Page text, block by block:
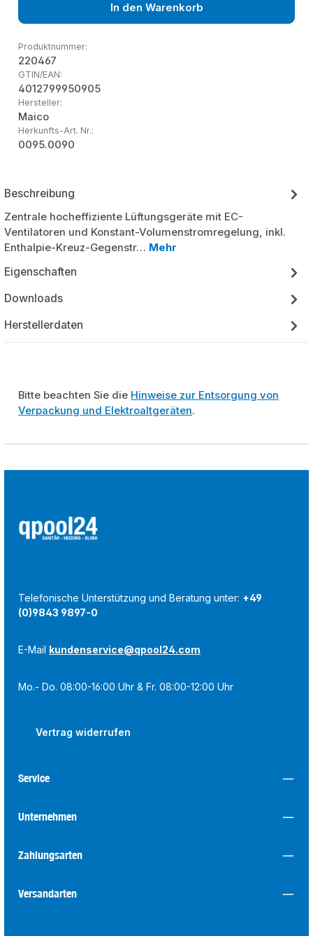
In den Warenkorb
Produktnummer:
220467
GTIN/EAN:
4012799950905
Hersteller:
Maico
Herkunfts-Art. Nr.:
0095.0090
Beschreibung
Zentrale hocheffiziente Lüftungsgeräte mit EC-
Ventilatoren und Konstant-Volumenstromregelung, inkl.
Enthalpie-Kreuz-Gegenstr… Mehr
Eigenschaften
Downloads
Herstellerdaten
Bitte beachten Sie die Hinweise zur Entsorgung von
Verpackung und Elektroaltgeräten.
Telefonische Unterstützung und Beratung unter: +49
(0)9843 9897-0
E-Mail kundenservice@qpool24.com
Mo.- Do. 08:00-16:00 Uhr & Fr. 08:00-12:00 Uhr
Vertrag widerrufen
Service
Unternehmen
Zahlungsarten
Versandarten